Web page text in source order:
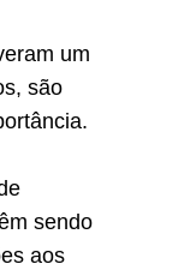
um
são
sendo
aos